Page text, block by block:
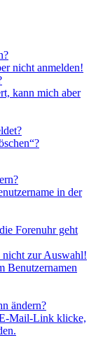
nicht anmelden!
kann mich aber
in der
Forenuhr geht
nicht zur Auswahl!
Benutzernamen
ändern?
Mail-Link klicke,